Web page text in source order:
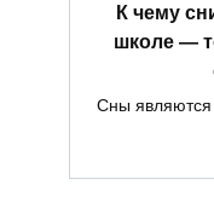
К чему
школе —
Сны являются